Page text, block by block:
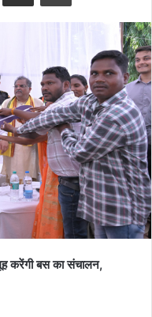
करेंगी बस का संचालन,